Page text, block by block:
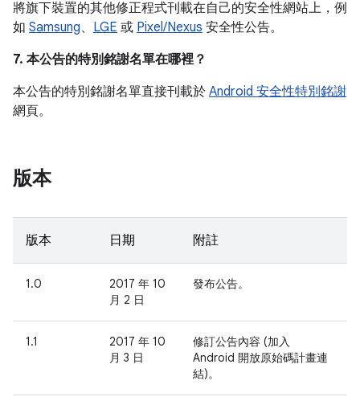
將旗下裝置的其他修正程式刊載在自己的安全性網站上，例
如 Samsung、 LGE 或 Pixel/Nexus 安全性公告。
7. 本公告的特別銘謝名單在哪裡？
本公告的特別銘謝名單直接刊載於 Android 安全性特別銘謝
網頁。
版本
版本 日期 附註
1.0
2017 年 10
月 2 日
發布公告。
1.1
2017 年 10
月 3 日
修訂公告內容 (加入
Android 開放原始碼計畫連
結)。